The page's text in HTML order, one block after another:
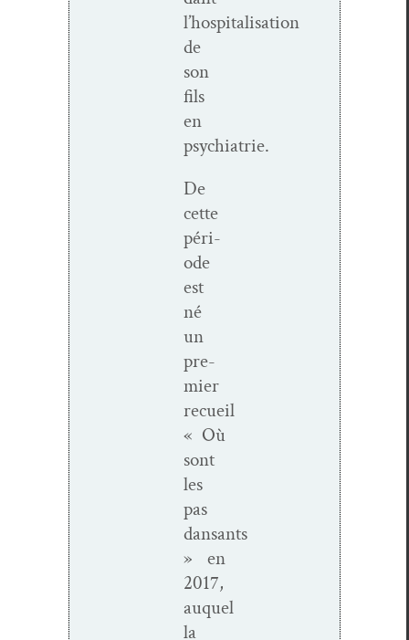
l’hospitalisation
de
son
fils
en
psychiatrie.
De
cette
péri­
ode
est
né
un
pre­
mier
recueil
« Où
sont
les
pas
dansants
» en
2017,
auquel
la